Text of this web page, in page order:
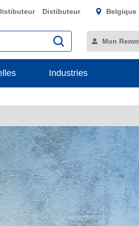
Distibuteur Belgique
Mon
Industries